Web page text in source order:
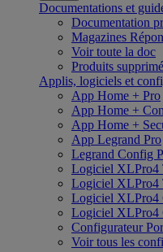
Documentations et
Documentation
Magazines
Voir toute la doc
Produits
Applis, logiciels et
App Home + Pro
App Home +
App Home +
App Legrand Pro
Legrand Config
Logiciel XLPro4
Logiciel XLPro4
Logiciel XLPro4
Logiciel XLPro4
Configurateur
Voir tous les